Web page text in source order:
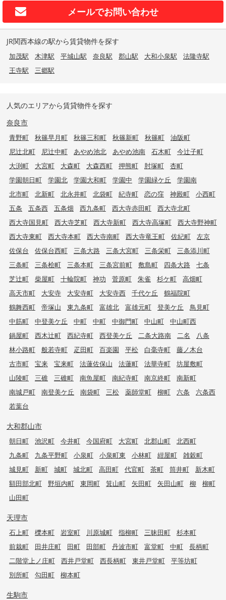
メールでお問い合わせ
JR関西本線の駅から賃貸物件を探す
加茂駅 木津駅 平城山駅 奈良駅 郡山駅 大和小泉駅
法隆寺駅
王寺駅
三郷駅
人気のエリアから賃貸物件を探す
奈良市
青野町 秋篠早月町 秋篠三和町 秋篠新町 秋篠町
油阪町
尼辻北町
尼辻中町 あやめ池北 あやめ池南 石木町
今辻子町
大渕町
大宮町 大森町 大森西町 押熊町 肘塚町
杏町
学園朝日町
学園北 学園大和町 学園中 学園緑ケ丘
学園南
北市町
北新町 北永井町 北袋町 紀寺町 恋の窪 神殿町
小西町
五条
五条西 五条畑 西九条町 西大寺赤田町
西大寺北町
西大寺国見町
西大寺芝町 西大寺新町 西大寺高塚町
西大寺野神町
西大寺東町
西大寺本町 西大寺南町 西大寺竜王町 佐紀町
左京
佐保台
佐保台西町 三条大路 三条大宮町 三条栄町
三条添川町
三条町
三条桧町 三条本町 三条宮前町 敷島町 四条大路
七条
芝辻町
柴屋町 十輪院町 神功 菅原町 朱雀 杉ケ町
高畑町
高天市町
大安寺 大安寺町 大安寺西 千代ケ丘
鶴福院町
鶴舞西町
帝塚山 東九条町 富雄北 富雄元町 登美ケ丘
鳥見町
中筋町
中登美ケ丘 中町 中町 中御門町 中山町
中山町西
鍋屋町
西木辻町 西紀寺町 西登美ケ丘 二条大路南 二名
八条
林小路町
般若寺町 疋田町 百楽園 平松 白毫寺町
藤ノ木台
古市町
宝来 宝来町 法蓮佐保山 法蓮町 法華寺町
坊屋敷町
山陵町
三碓 三碓町 南魚屋町 南紀寺町 南京終町
南新町
南城戸町
南登美ケ丘 南袋町 三松 薬師堂町 柳町 六条
六条西
若葉台
大和郡山市
朝日町 池沢町 今井町 今国府町 大宮町 北郡山町
北西町
九条町
九条平野町 小泉町 小泉町東 小林町 紺屋町
雑穀町
城見町
新町 城町 城北町 高田町 代官町 茶町 筒井町
新木町
額田部北町
野垣内町 東岡町 箕山町 矢田町 矢田山町 柳
柳町
山田町
天理市
石上町 櫟本町 岩室町 川原城町 指柳町 三昧田町
杉本町
前栽町
田井庄町 田町 田部町 丹波市町 富堂町 中町
長柄町
二階堂上ノ庄町
西井戸堂町 西長柄町 東井戸堂町
平等坊町
別所町
勾田町 柳本町
生駒市